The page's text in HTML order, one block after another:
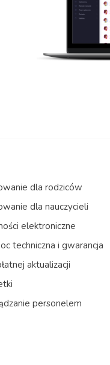
dla rodziców
dla nauczycieli
elektroniczne
techniczna i gwarancja
aktualizacji
personelem